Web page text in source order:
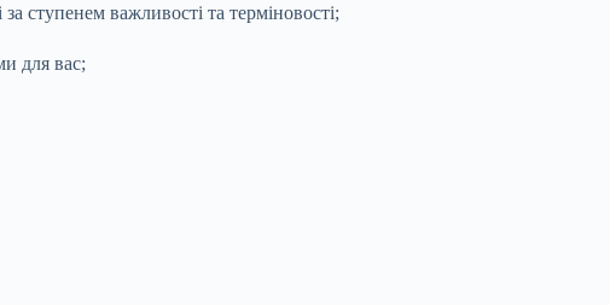
ступенем важливості та терміновості;
для вас;